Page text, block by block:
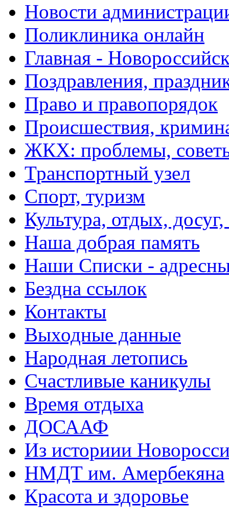
Новости
Поликлиника онлайн
Главная -
Поздравления,
Право и правопорядок
Происшествия,
ЖКХ: проблемы,
Транспортный узел
Спорт, туризм
Культура, отдых,
Наша добрая память
Наши Списки -
Бездна ссылок
Контакты
Выходные данные
Народная летопись
Счастливые каникулы
Время отдыха
ДОСААФ
Из историии
НМДТ им. Амербекяна
Красота и здоровье